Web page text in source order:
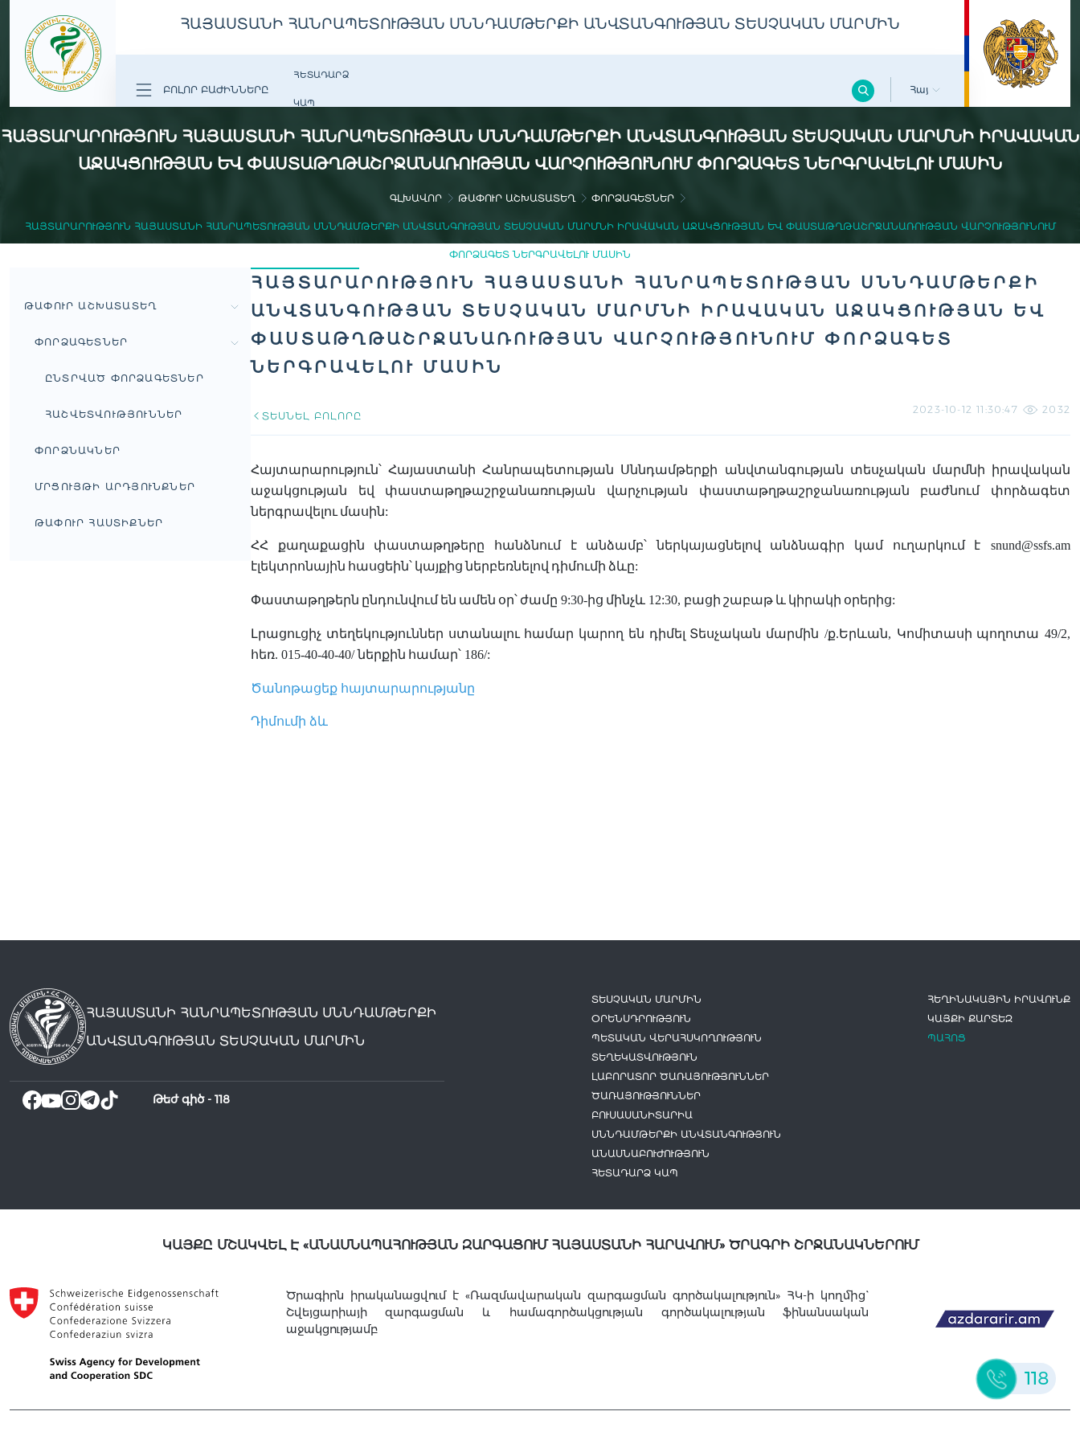
ՀԱՅԱՍՏԱՆԻ ՀԱՆՐԱՊԵՏՈՒԹՅԱՆ ՍՆՆԴԱՄԹԵՐՔԻ ԱՆՎՏԱՆԳՈՒԹՅԱՆ ՏԵՍՉԱԿԱՆ ՄԱՐՄԻՆ
ԲՈԼՈՐ ԲԱԺԻՆՆԵՐԸ
ՀԵՏԱԴԱՐՁ
ԿԱՊ
Հայ
ՀԱՅՏԱՐԱՐՈՒԹՅՈՒՆ ՀԱՅԱՍՏԱՆԻ ՀԱՆՐԱՊԵՏՈՒԹՅԱՆ ՍՆՆԴԱՄԹԵՐՔԻ ԱՆՎՏԱՆԳՈՒԹՅԱՆ ՏԵՍՉԱԿԱՆ ՄԱՐՄՆԻ ԻՐԱՎԱԿԱՆ
ԱՋԱԿՑՈՒԹՅԱՆ ԵՎ ՓԱՍՏԱԹՂԹԱՇՐՋԱՆԱՌՈՒԹՅԱՆ ՎԱՐՉՈՒԹՅՈՒՆՈՒՄ ՓՈՐՁԱԳԵՏ ՆԵՐԳՐԱՎԵԼՈՒ ՄԱՍԻՆ
ԳԼԽԱՎՈՐ ԹԱՓՈՒՐ ԱՇԽԱՏԱՏԵՂ ՓՈՐՁԱԳԵՏՆԵՐ
ՀԱՅՏԱՐԱՐՈՒԹՅՈՒՆ ՀԱՅԱՍՏԱՆԻ ՀԱՆՐԱՊԵՏՈՒԹՅԱՆ ՍՆՆԴԱՄԹԵՐՔԻ ԱՆՎՏԱՆԳՈՒԹՅԱՆ ՏԵՍՉԱԿԱՆ ՄԱՐՄՆԻ ԻՐԱՎԱԿԱՆ ԱՋԱԿՑՈՒԹՅԱՆ ԵՎ ՓԱՍՏԱԹՂԹԱՇՐՋԱՆԱՌՈՒԹՅԱՆ ՎԱՐՉՈՒԹՅՈՒՆՈՒՄ
ՓՈՐՁԱԳԵՏ ՆԵՐԳՐԱՎԵԼՈՒ ՄԱՍԻՆ
ԹԱՓՈՒՐ ԱՇԽԱՏԱՏԵՂ
ՓՈՐՁԱԳԵՏՆԵՐ
ԸՆՏՐՎԱԾ ՓՈՐՁԱԳԵՏՆԵՐ
ՀԱՇՎԵՏՎՈՒԹՅՈՒՆՆԵՐ
ՓՈՐՁՆԱԿՆԵՐ
ՄՐՑՈՒՅԹԻ ԱՐԴՅՈՒՆՔՆԵՐ
ԹԱՓՈՒՐ ՀԱՍՏԻՔՆԵՐ
ՀԱՅՏԱՐԱՐՈՒԹՅՈՒՆ ՀԱՅԱՍՏԱՆԻ ՀԱՆՐԱՊԵՏՈՒԹՅԱՆ ՍՆՆԴԱՄԹԵՐՔԻ
ԱՆՎՏԱՆԳՈՒԹՅԱՆ ՏԵՍՉԱԿԱՆ ՄԱՐՄՆԻ ԻՐԱՎԱԿԱՆ ԱՋԱԿՑՈՒԹՅԱՆ ԵՎ
ՓԱՍՏԱԹՂԹԱՇՐՋԱՆԱՌՈՒԹՅԱՆ ՎԱՐՉՈՒԹՅՈՒՆՈՒՄ ՓՈՐՁԱԳԵՏ
ՆԵՐԳՐԱՎԵԼՈՒ ՄԱՍԻՆ
ՏԵՍՆԵԼ ԲՈԼՈՐԸ
2023-10-12 11:30:47 2032
Հայտարարություն՝ Հայաստանի Հանրապետության Սննդամթերքի անվտանգության տեսչական մարմնի
իրավական
աջակցության
եվ փաստաթղթաշրջանառության վարչության փաստաթղթաշրջանառության բաժնում
փորձագետ
ներգրավելու մասին:
ՀՀ քաղաքացին փաստաթղթերը հանձնում է անձամբ՝ ներկայացնելով անձնագիր կամ ուղարկում է snund@ssfs.am
էլեկտրոնային հասցեին՝ կայքից ներբեռնելով դիմումի ձևը:
Փաստաթղթերն ընդունվում են ամեն օր՝ ժամը 9:30-ից մինչև 12:30, բացի շաբաթ և կիրակի օրերից:
Լրացուցիչ տեղեկություններ ստանալու համար կարող են դիմել Տեսչական մարմին /ք.Երևան, Կոմիտասի պողոտա 49/2,
հեռ. 015-40-40-40/ներքին համար՝ 186/:
Ծանոթացեք հայտարարությանը
Դիմումի ձև
ՀԱՅԱՍՏԱՆԻ ՀԱՆՐԱՊԵՏՈՒԹՅԱՆ ՍՆՆԴԱՄԹԵՐՔԻ
ԱՆՎՏԱՆԳՈՒԹՅԱՆ ՏԵՍՉԱԿԱՆ ՄԱՐՄԻՆ
Թեժ գիծ - 118
ՏԵՍՉԱԿԱՆ ՄԱՐՄԻՆ
ՕՐԵՆՍԴՐՈՒԹՅՈՒՆ
ՊԵՏԱԿԱՆ ՎԵՐԱՀՍԿՈՂՈՒԹՅՈՒՆ
ՏԵՂԵԿԱՏՎՈՒԹՅՈՒՆ
ԼԱԲՈՐԱՏՈՐ ԾԱՌԱՅՈՒԹՅՈՒՆՆԵՐ
ԾԱՌԱՅՈՒԹՅՈՒՆՆԵՐ
ԲՈՒՍԱՍԱՆԻՏԱՐԻԱ
ՍՆՆԴԱՄԹԵՐՔԻ ԱՆՎՏԱՆԳՈՒԹՅՈՒՆ
ԱՆԱՍՆԱԲՈՒԺՈՒԹՅՈՒՆ
ՀԵՏԱԴԱՐՁ ԿԱՊ
ՀԵՂԻՆԱԿԱՅԻՆ ԻՐԱՎՈՒՆՔ
ԿԱՅՔԻ ՔԱՐՏԵԶ
ՊԱՀՈՑ
ԿԱՅՔԸ ՄՇԱԿՎԵԼ Է «ԱՆԱՍՆԱՊԱՀՈՒԹՅԱՆ ԶԱՐԳԱՑՈՒՄ ՀԱՅԱՍՏԱՆԻ ՀԱՐԱՎՈՒՄ» ԾՐԱԳՐԻ ՇՐՋԱՆԱԿՆԵՐՈՒՄ
Ծրագիրն իրականացվում է «Ռազմավարական զարգացման գործակալություն» ՀԿ-ի կողմից`
Շվեյցարիայի զարգացման և համագործակցության գործակալության ֆինանսական
աջակցությամբ
118